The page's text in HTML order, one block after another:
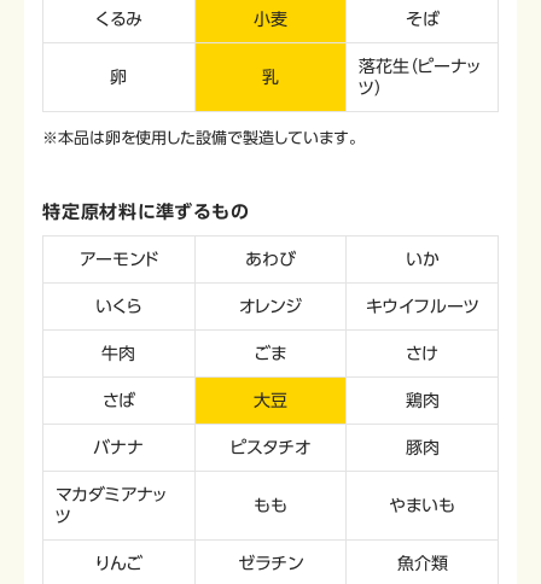
くるみ 小麦 そば
卵 乳
落花生（ピーナッ
ツ）
※本品は卵を使用した設備で製造しています。
特定原材料に準ずるもの
アーモンド あわび いか
いくら オレンジ キウイフルーツ
牛肉 ごま さけ
さば 大豆 鶏肉
バナナ ピスタチオ 豚肉
マカダミアナッ
ツ
もも やまいも
りんご ゼラチン 魚介類